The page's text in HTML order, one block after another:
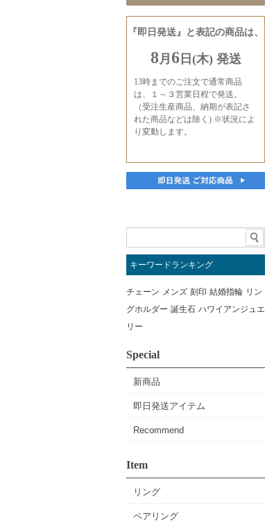
キーワードランキング
チェーン メンズ 刻印 結婚指輪 リン
グホルダー 誕生石 ハワイアンジュエ
リー
Special
新商品
即日発送アイテム
Recommend
Item
リング
ペアリング